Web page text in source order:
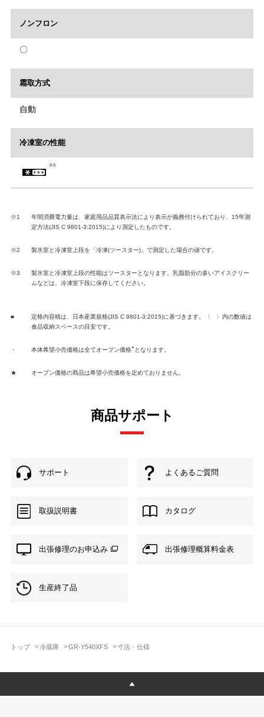
トップ 冷蔵庫 GR-Y540XFS 寸法・仕様
ノンフロン
〇
霜取方式
自動
冷凍室の性能
※3
※1
年間消費電力量は、家庭用品品質表示法により表示が義務付けられており、15年測
定方法(JIS C 9801-3:2015)により測定したものです。
※2 製氷室と冷凍室上段を「冷凍(ツースター)」で測定した場合の値です。
※3
製氷室と冷凍室上段の性能はツースターとなります。乳脂肪分の多いアイスクリー
ムなどは、冷凍室下段に保存してください。
■
定格内容積は、日本産業規格(JIS C 9801-3:2015)に基づきます。〈 〉内の数値は
食品収納スペースの目安です。
・ 本体希望小売価格は全てオープン価格★ となります。
★ オープン価格の商品は希望小売価格を定めておりません。
商品サポート
サポート よくあるご質問
取扱説明書 カタログ
出張修理のお申込み 出張修理概算料金表
生産終了品